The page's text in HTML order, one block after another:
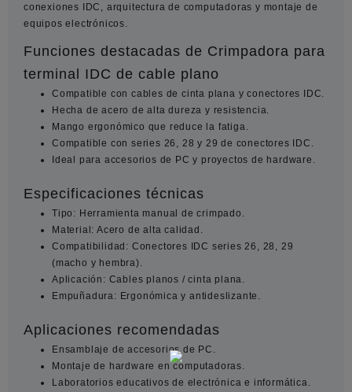
conexiones IDC, arquitectura de computadoras y montaje de
equipos electrónicos.
Funciones destacadas de Crimpadora para
terminal IDC de cable plano
Compatible con cables de cinta plana y conectores IDC.
Hecha de acero de alta dureza y resistencia.
Mango ergonómico que reduce la fatiga.
Compatible con series 26, 28 y 29 de conectores IDC.
Ideal para accesorios de PC y proyectos de hardware.
Especificaciones técnicas
Tipo: Herramienta manual de crimpado.
Material: Acero de alta calidad.
Compatibilidad: Conectores IDC series 26, 28, 29
(macho y hembra).
Aplicación: Cables planos / cinta plana.
Empuñadura: Ergonómica y antideslizante.
Aplicaciones recomendadas
Ensamblaje de accesorios de PC.
Montaje de hardware en computadoras.
Laboratorios educativos de electrónica e informática.